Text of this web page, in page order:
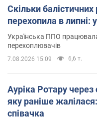
Скільки
перехопила в липні:
Українська ППО
перехоплювачів
7.08.2026 15:09 6,6 т.
Ауріка Ротару
яку раніше
співачка